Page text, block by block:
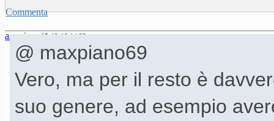
Commenta
anonimo 05-12-19 14.22
@ maxpiano69
Vero, ma per il resto è
suo genere, ad esempio